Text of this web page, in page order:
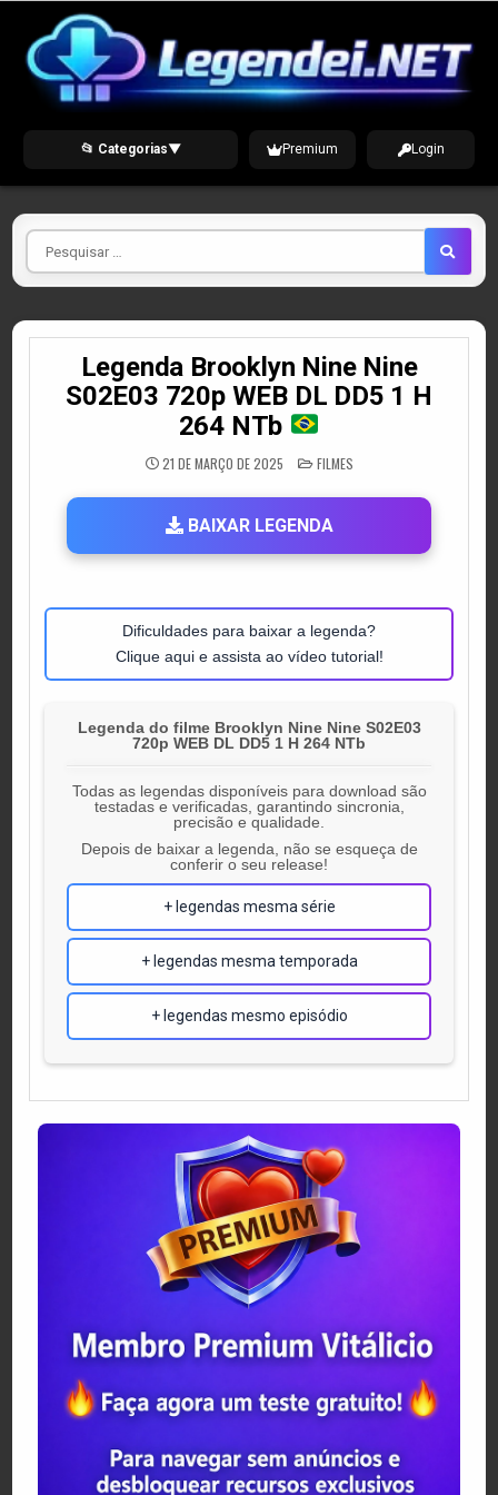
content
📂 Categorias▼ Premium Login
Pesquisar
por
Legenda Brooklyn Nine Nine
S02E03 720p WEB DL DD5 1 H
264 NTb
21 DE MARÇO DE 2025 POSTED
IN
FILMES
BAIXAR LEGENDA
Dificuldades para baixar a legenda?
Clique aqui e assista ao vídeo tutorial!
Legenda do filme Brooklyn Nine Nine S02E03
720p WEB DL DD5 1 H 264 NTb
Todas as legendas disponíveis para download são
testadas e verificadas, garantindo sincronia,
precisão e qualidade.
Depois de baixar a legenda, não se esqueça de
conferir o seu release!
+ legendas mesma série
+ legendas mesma temporada
+ legendas mesmo episódio